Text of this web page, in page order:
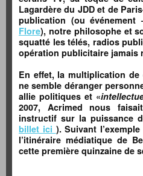
Lagardère du JDD et de
publication (ou
Flore), notre philosophe et
squatté les télés, radios
opération publicitaire jamais
En effet, la multiplication
ne semble déranger
allie politiques et «
2007, Acrimed nous
instructif sur la puissance
billet ici ). Suivant
l’itinéraire médiatique de
cette première quinzaine de